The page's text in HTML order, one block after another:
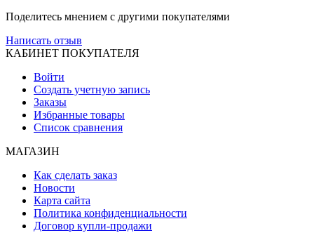
Поделитесь мнением с другими покупателями
Написать отзыв
КАБИНЕТ ПОКУПАТЕЛЯ
Войти
Создать учетную запись
Заказы
Избранные товары
Список сравнения
МАГАЗИН
Как сделать заказ
Новости
Карта сайта
Политика конфиденциальности
Договор купли-продажи